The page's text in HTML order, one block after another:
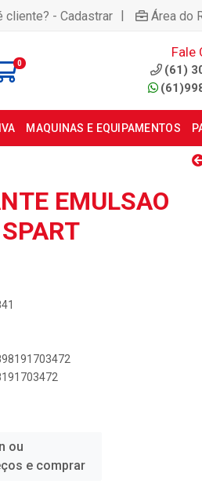
cliente? - Cadastrar | Área do
0
Fale
(61)
MAQUINAS E EQUIPAMENTOS
EMULSAO
ou
e comprar